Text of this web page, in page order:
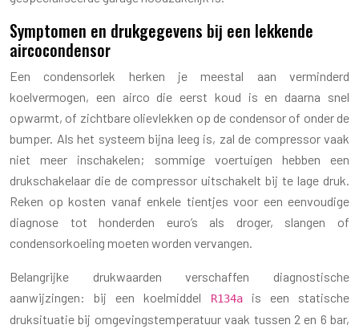
Symptomen en drukgegevens bij een lekkende
aircocondensor
Een condensorlek herken je meestal aan verminderd
koelvermogen, een airco die eerst koud is en daarna snel
opwarmt, of zichtbare olievlekken op de condensor of onder de
bumper. Als het systeem bijna leeg is, zal de compressor vaak
niet meer inschakelen; sommige voertuigen hebben een
drukschakelaar die de compressor uitschakelt bij te lage druk.
Reken op kosten vanaf enkele tientjes voor een eenvoudige
diagnose tot honderden euro’s als droger, slangen of
condensorkoeling moeten worden vervangen.
Belangrijke drukwaarden verschaffen diagnostische
aanwijzingen: bij een koelmiddel
R134ais een statische
druksituatie bij omgevingstemperatuur vaak tussen 2 en 6 bar,